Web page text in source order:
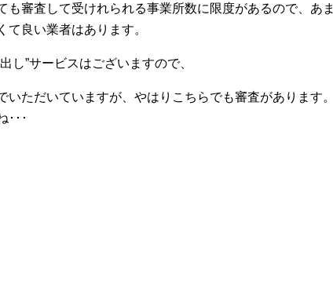
も審査して受けれられる事業所数に限度があるので、あま
て良い業者はあります。
し”サービスはございますので、
ただいていますが、やはりこちらでも審査があります。
･･･